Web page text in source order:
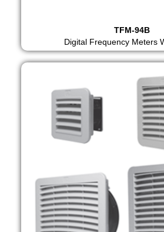
TFM-94B
Digital Frequency Meters